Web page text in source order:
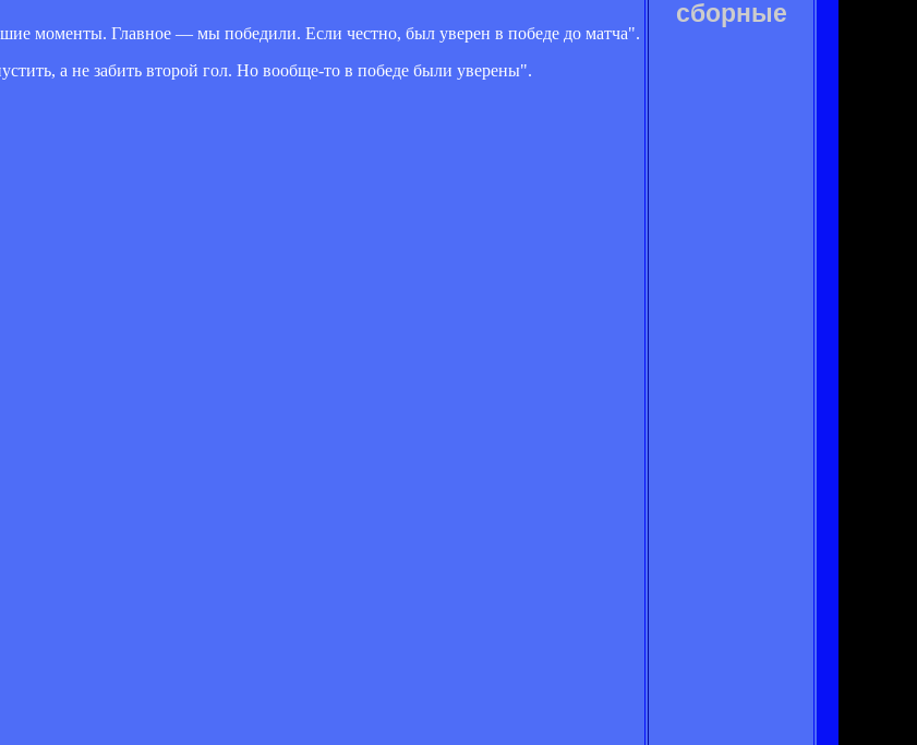
моменты. Главное — мы победили. Если честно, был уверен в победе до матча".
а не забить второй гол. Но вообще-то в победе были уверены".
сборные